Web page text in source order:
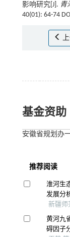
影响研究[J]. 青
40(01): 64-74
基金资助
安徽省规划办